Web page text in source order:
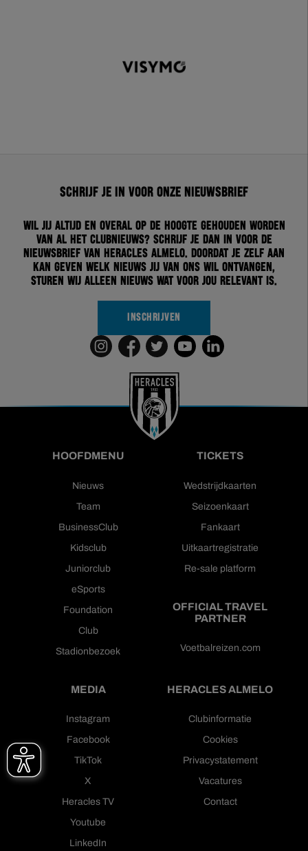
Schrijf je in voor onze nieuwsbrief
Wil jij altijd en overal op de hoogte gehouden worden
van al het clubnieuws? Schrijf je dan in voor de
nieuwsbrief van Heracles Almelo. Doordat je zelf aan
kan geven welk nieuws jij van ons wil ontvangen,
sturen wij alleen nieuws wat voor jou relevant is.
INSCHRIJVEN
HOOFDMENU
Nieuws
Team
BusinessClub
Kidsclub
Juniorclub
eSports
Foundation
Club
Stadionbezoek
TICKETS
Wedstrijdkaarten
Seizoenkaart
Fankaart
Uitkaartregistratie
Re-sale platform
OFFICIAL TRAVEL
PARTNER
Voetbalreizen.com
MEDIA
Instagram
Facebook
TikTok
X
Heracles TV
Youtube
LinkedIn
HERACLES ALMELO
Clubinformatie
Cookies
Privacystatement
Vacatures
Contact